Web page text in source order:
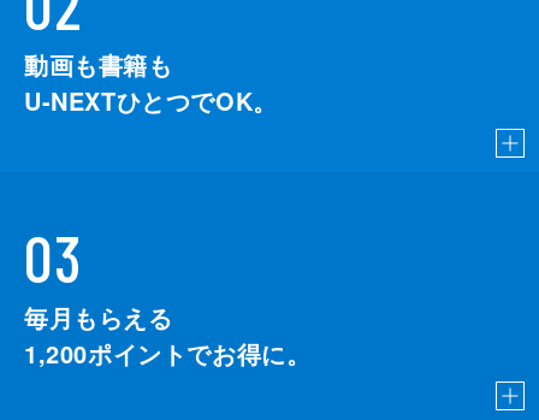
動画も書籍も
U-NEXTひとつでOK。
03
毎月もらえる
1,200ポイントでお得に。